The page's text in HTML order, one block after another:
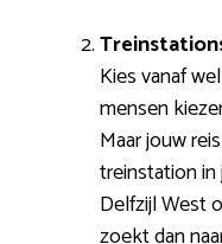
Kies vanaf
mensen
Maar jouw
treinstation
Delfzijl West
zoekt dan